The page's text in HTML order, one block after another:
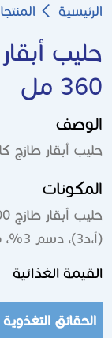
الرئيسية
حليب
360 مل
الوصف
حليب أبقار طازج
المكونات
(أ،د3)، دسم 3%، مواد صلبة لا دهنية 8.5%.
القيمة الغذائية
الحقائق التغذوية